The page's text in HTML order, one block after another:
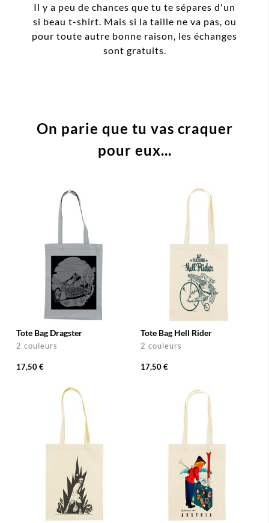
Il y a peu de chances que tu te sépares d'un
si beau t-shirt. Mais si la taille ne va pas, ou
pour toute autre bonne raison, les échanges
sont gratuits.
On parie que tu vas craquer
pour eux...
Tote Bag Dragster
2 couleurs
17,50 €
Tote Bag Hell Rider
2 couleurs
17,50 €